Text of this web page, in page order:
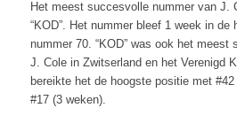
Het meest succesvolle nummer van J.
“KOD”. Het nummer bleef 1 week in de
nummer 70. “KOD” was ook het
J. Cole in Zwitserland en het Verenigd
bereikte het de hoogste positie met
#17 (3 weken).